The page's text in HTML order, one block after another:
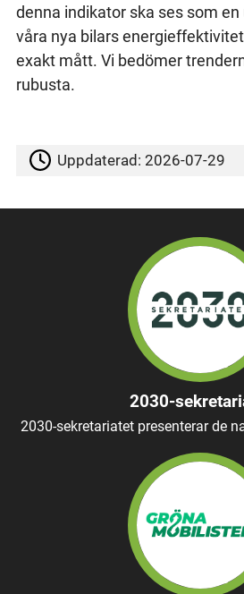
denna indikator ska ses som
våra nya bilars
exakt mått. Vi bedömer
rubusta.
Uppdaterad:2026-07-29
2030-
2030-sekretariatet presenterar de